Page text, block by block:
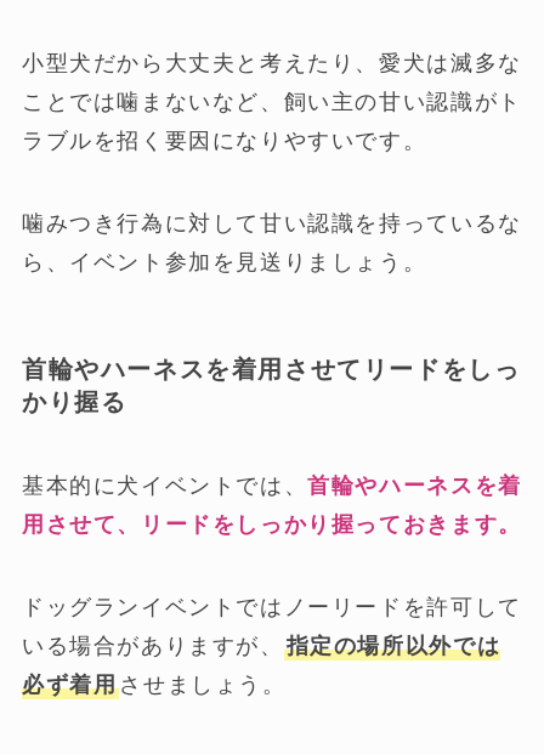
小型犬だから大丈夫と考えたり、愛犬は滅多な
ことでは噛まないなど、飼い主の甘い認識がト
ラブルを招く要因になりやすいです。
噛みつき行為に対して甘い認識を持っているな
ら、イベント参加を見送りましょう。
首輪やハーネスを着用させてリードをしっ
かり握る
基本的に犬イベントでは、首輪やハーネスを着
用させて、リードをしっかり握っておきます。
ドッグランイベントではノーリードを許可して
いる場合がありますが、 指定の場所以外では
必ず着用させましょう。